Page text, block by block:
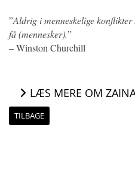
”Aldrig i menneskelige
få (mennesker).”
– Winston Churchill
LÆS MERE OM
TILBAGE